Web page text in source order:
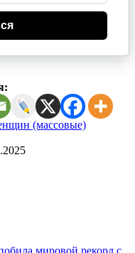
(массовые)
мировой рекорд с